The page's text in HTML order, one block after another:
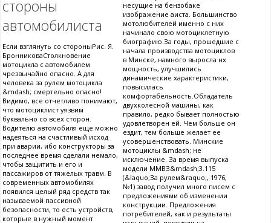
стороны
автомобилиста
Если взглянуть со стороныРис. Я.
БронниковаСтолкновение
мотоцикла с автомобилем
чрезвычайно опасно. А для
человека за рулем мотоцикла
&mdash; смертельно опасно!
Видимо, все отчетливо понимают,
что мотоциклист уязвим
буквально со всех сторон.
Водителю автомобиля еще можно
надеяться на счастливый исход
при аварии, ибо конструкторы за
последнее время сделали немало,
чтобы защитить и его и
пассажиров от тяжелых травм. В
современных автомобилях
появился целый ряд средств так
называемой пассивной
безопасности, то есть устройств,
которые в нужный момент
несущие на бензобаке
изображение аиста. Большинство
мотолюбителей именно с них
начинало свою мотоциклетную
биографию.За годы, прошедшие с
начала производства мотоциклов
в Минске, намного выросла нх
мощность, улучшились
динамические характеристики,
повысилась
комфортабельность.Обладатель
двухколесной машины, как
правило, редко бывает полностью
удовлетворен ей. Чем больше он
ездит, тем больше желает ее
усовершенствовать. Минские
мотоциклы &mdash; не
исключение. За время выпуска
модели ММВЗ&mdash;3.115
(&laquo;За рулем&raquo;, 1976,
№1) завод получил много писем с
предложениями об изменении
конструкции. Предложения
потребителей, как и результаты